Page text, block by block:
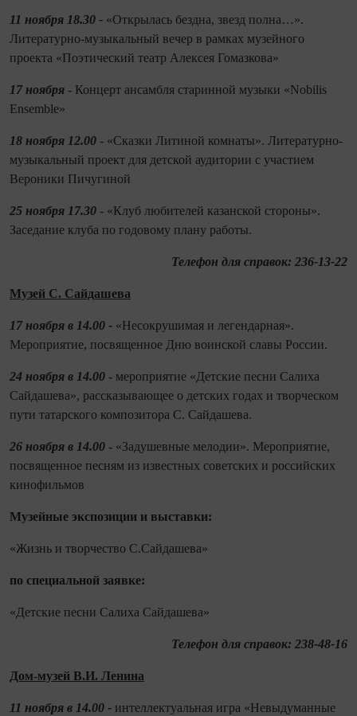
11 ноября 18.30 - «Открылась бездна, звезд полна…».
Литературно-музыкальный вечер в рамках музейного
проекта «Поэтический театр Алексея Гомазкова»
17 ноября - Концерт ансамбля старинной музыки «Nobilis
Ensemble»
18 ноября 12.00 - «Сказки Литиной комнаты». Литературно-
музыкальный проект для детской аудитории с участием
Вероники Пичугиной
25 ноября 17.30 - «Клуб любителей казанской стороны».
Заседание клуба по годовому плану работы.
Телефон для справок: 236-13-22
Музей С. Сайдашева
17 ноября в 14.00 - «Несокрушимая и легендарная».
Мероприятие, посвященное Дню воинской славы России.
24 ноября в 14.00 - мероприятие «Детские песни Салиха
Сайдашева», рассказывающее о детских годах и творческом
пути татарского композитора С. Сайдашева.
26 ноября в 14.00 - «Задушевные мелодии». Мероприятие,
посвященное песням из известных советских и российских
кинофильмов
Музейные экспозиции и выставки:
«Жизнь и творчество С.Сайдашева»
по специальной заявке:
«Детские песни Салиха Сайдашева»
Телефон для справок: 238-48-16
Дом-музей В.И. Ленина
11 ноября в 14.00 - интеллектуальная игра «Невыдуманные